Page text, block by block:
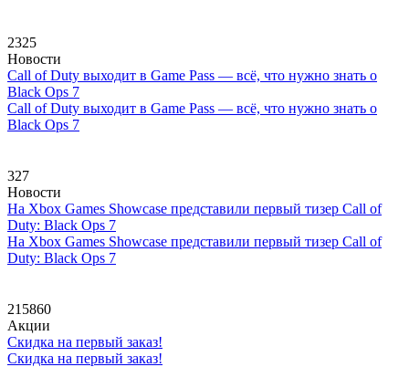
2325
Новости
Call of Duty выходит в Game Pass — всё, что нужно знать о
Black Ops 7
Call of Duty выходит в Game Pass — всё, что нужно знать о
Black Ops 7
327
Новости
На Xbox Games Showcase представили первый тизер Call of
Duty: Black Ops 7
На Xbox Games Showcase представили первый тизер Call of
Duty: Black Ops 7
215860
Акции
Скидка на первый заказ!
Скидка на первый заказ!